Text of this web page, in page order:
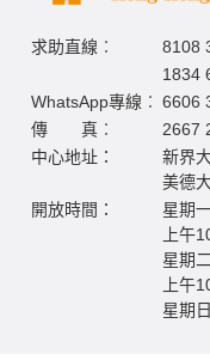
求助直線︰
8108
1834
WhatsApp專線︰ 6606
傳 真︰
2667
中心地址：
新界
美德
開放時間：
星期
上午
星期
上午
星期